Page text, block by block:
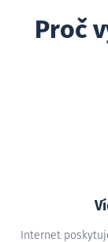
Proč
Internet